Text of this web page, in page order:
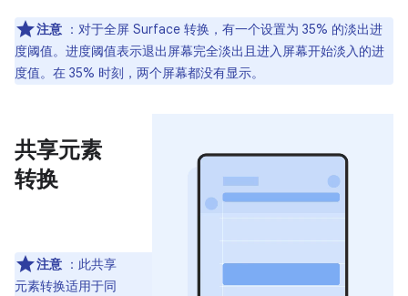
注意 ：对于全屏 Surface 转换，有一个设置为 35% 的淡出进
度阈值。进度阈值表示退出屏幕完全淡出且进入屏幕开始淡入的进
度值。在 35% 时刻，两个屏幕都没有显示。
共享元素
转换
注意 ：此共享
元素转换适用于同